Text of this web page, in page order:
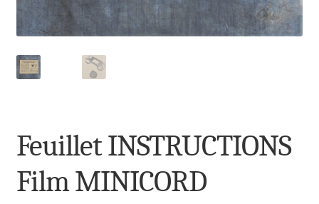
Feuillet INSTRUCTIONS
Film MINICORD